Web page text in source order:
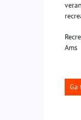
Ams
Ga